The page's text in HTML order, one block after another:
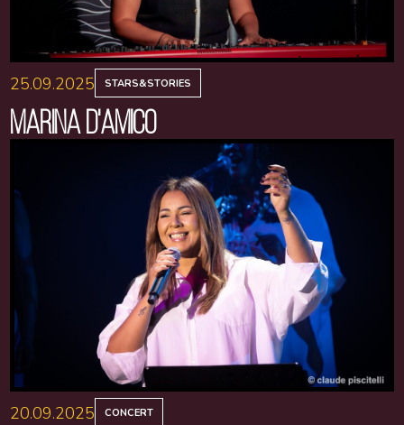
25.09.2025 STARS&STORIES
MARINA D'AMICO
20.09.2025 CONCERT